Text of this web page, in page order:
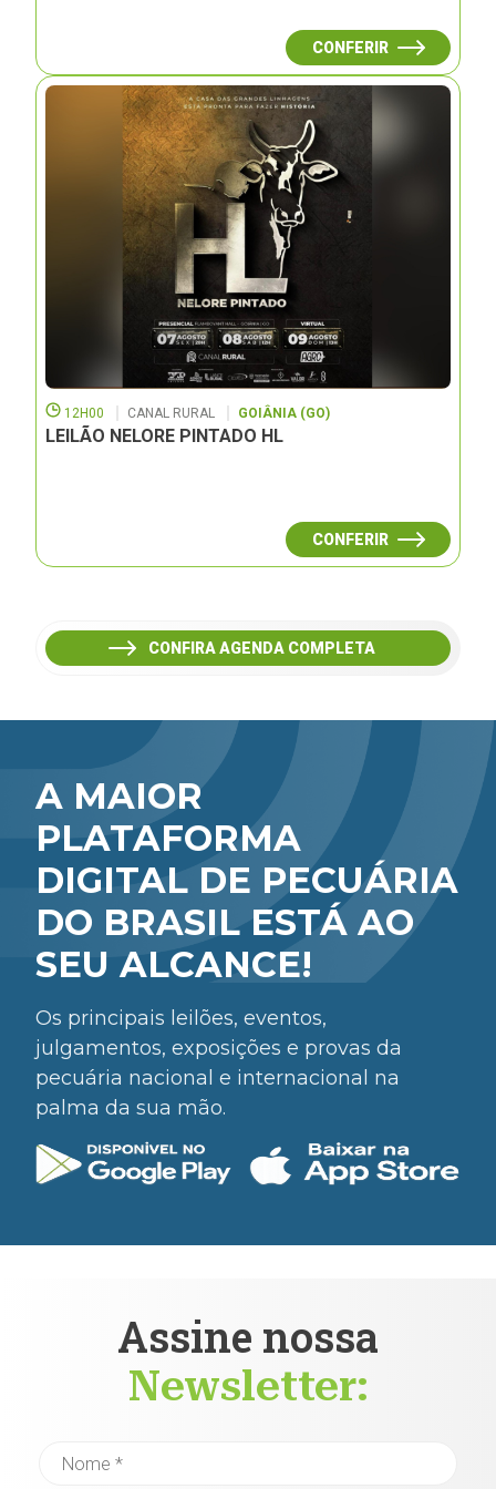
CONFERIR
12H00 CANAL RURAL GOIÂNIA (GO)
LEILÃO NELORE PINTADO HL
CONFERIR
CONFIRA AGENDA COMPLETA
A MAIOR
PLATAFORMA
DIGITAL DE PECUÁRIA
DO BRASIL ESTÁ AO
SEU ALCANCE!
Os principais leilões, eventos,
julgamentos, exposições e provas da
pecuária nacional e internacional na
palma da sua mão.
Assine nossa
Newsletter: